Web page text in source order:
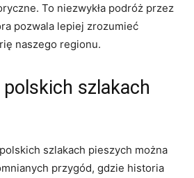
To niezwykła ‌podróż przez
pozwala lepiej zrozumieć
naszego regionu.
szlakach
szlakach ‍pieszych można
przygód, gdzie historia